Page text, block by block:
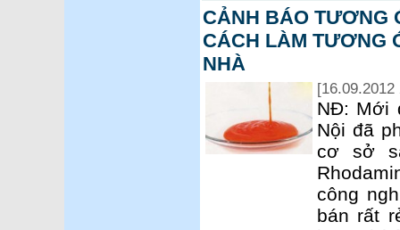
CẢNH BÁO TƯƠNG
CÁCH LÀM TƯƠNG
NHÀ
[16.09.2012
NĐ: Mới
Nội đã
cơ sở
công
bán rất